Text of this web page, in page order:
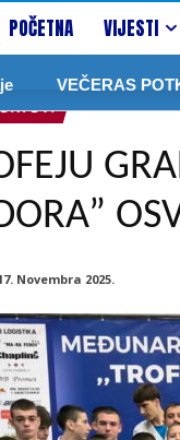
POČETNA VIJESTI
VEČERAS
Novembra 2025.